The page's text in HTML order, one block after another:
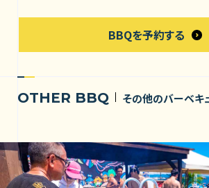
BBQを予約する
OTHER BBQ その他のバーベキ